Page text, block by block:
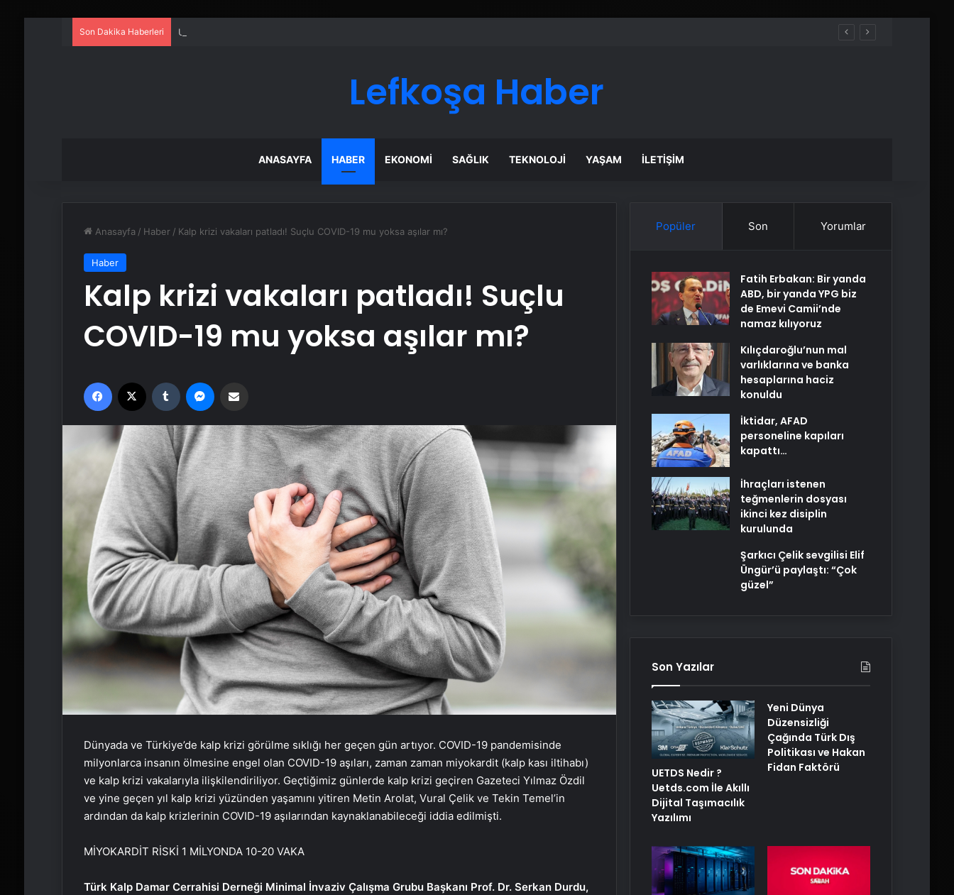
Son Dakika Haberleri UETDS Nedir ? Uetds.com İle Akıllı Dijital Taşımacılık Yazılımı
Lefkoşa Haber
ANASAYFA HABER EKONOMI SAĞLIK TEKNOLOJI YAŞAM İLETIŞIM
Anasayfa / Haber / Kalp krizi vakaları patladı! Suçlu COVID-19 mu yoksa aşılar mı?
Haber
Kalp krizi vakaları patladı! Suçlu
COVID-19 mu yoksa aşılar mı?
Facebook Tumblr
Dünyada ve Türkiye’de kalp krizi görülme sıklığı her geçen gün artıyor. COVID-19 pandemisinde
milyonlarca insanın ölmesine engel olan COVID-19 aşıları, zaman zaman miyokardit (kalp kası iltihabı)
ve kalp krizi vakalarıyla ilişkilendiriliyor. Geçtiğimiz günlerde kalp krizi geçiren Gazeteci Yılmaz Özdil
ve yine geçen yıl kalp krizi yüzünden yaşamını yitiren Metin Arolat, Vural Çelik ve Tekin Temel’in
ardından da kalp krizlerinin COVID-19 aşılarından kaynaklanabileceği iddia edilmişti.
MİYOKARDİT RİSKİ 1 MİLYONDA 10-20 VAKA
Türk Kalp Damar Cerrahisi Derneği Minimal İnvaziv Çalışma Grubu Başkanı Prof. Dr. Serkan Durdu,
Popüler Son Yorumlar
Fatih Erbakan: Bir yanda
ABD, bir yanda YPG biz
de Emevi Camii’nde
namaz kılıyoruz
Kılıçdaroğlu’nun mal
varlıklarına ve banka
hesaplarına haciz
konuldu
İktidar, AFAD
personeline kapıları
kapattı…
İhraçları istenen
teğmenlerin dosyası
ikinci kez disiplin
kurulunda
Şarkıcı Çelik sevgilisi Elif
Üngür’ü paylaştı: “Çok
güzel”
Son Yazılar
UETDS Nedir ?
Uetds.com İle Akıllı
Dijital Taşımacılık
Yazılımı
Yeni Dünya
Düzensizliği
Çağında Türk Dış
Politikası ve Hakan
Fidan Faktörü